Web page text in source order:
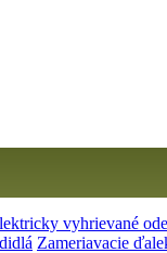
vyhrievané
Zameriavacie